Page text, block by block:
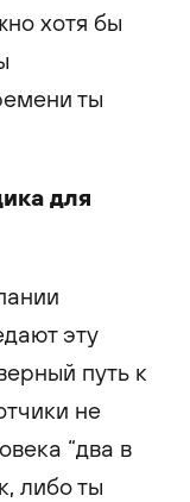
хотя бы
ты
для
эту
путь к
не
“два в
либо ты